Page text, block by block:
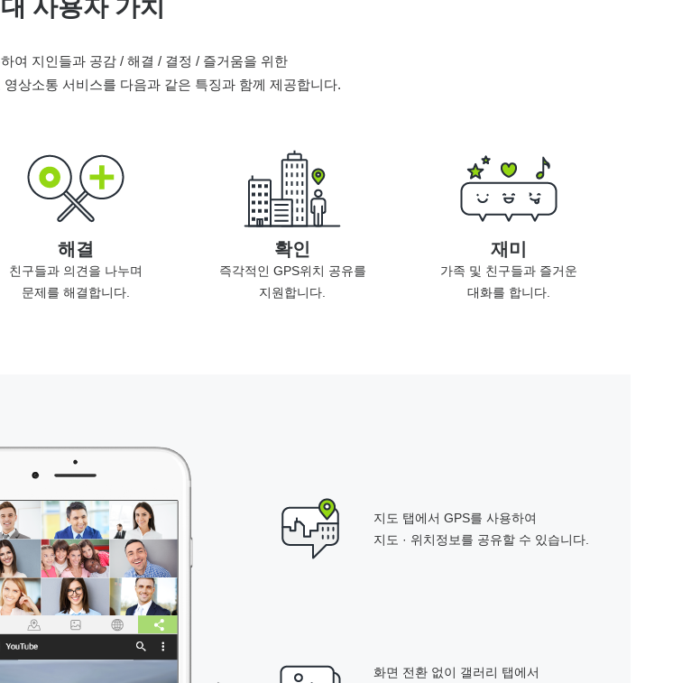
여 지인들과 공감 / 해결 / 결정 / 즐거움을 위한
상소통 서비스를 다음과 같은 특징과 함께 제공합니다.
해결
친구들과 의견을 나누며
문제를 해결합니다.
확인
즉각적인 GPS위치 공유를
지원합니다.
재미
가족 및 친구들과 즐거운
대화를 합니다.
지도 탭에서 GPS를 사용하여
지도 · 위치정보를 공유할 수 있습니다.
화면 전환 없이 갤러리 탭에서